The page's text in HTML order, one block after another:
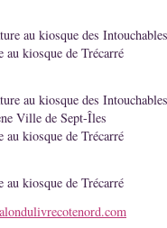
au kiosque des Intouchables
au kiosque de Trécarré
au kiosque des Intouchables
Ville de Sept-Îles
au kiosque de Trécarré
au kiosque de Trécarré